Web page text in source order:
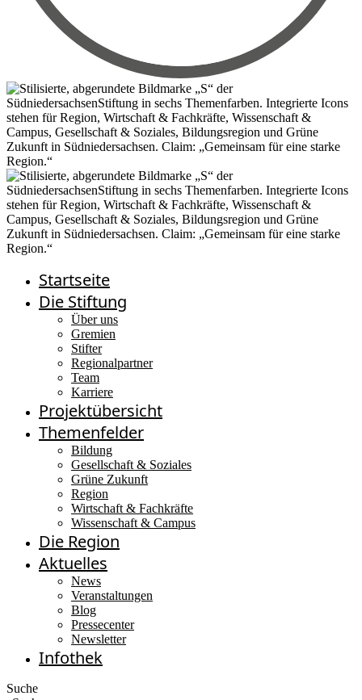
Startseite
Die Stiftung
Über uns
Gremien
Stifter
Regionalpartner
Team
Karriere
Projektübersicht
Themenfelder
Bildung
Gesellschaft & Soziales
Grüne Zukunft
Region
Wirtschaft & Fachkräfte
Wissenschaft & Campus
Die Region
Aktuelles
News
Veranstaltungen
Blog
Pressecenter
Newsletter
Infothek
Suche